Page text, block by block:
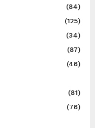
(84)
(125)
(34)
(87)
(46)
(81)
(76)